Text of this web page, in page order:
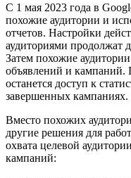
С 1 мая 2023 года в
похожие аудитории и
отчетов. Настройки
аудиториями продолжат
Затем похожие
объявлений и кампаний.
останется доступ к
завершенных кампаниях.
Вместо похожих
другие решения для
охвата целевой
кампаний: